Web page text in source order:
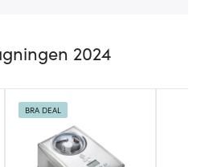
2024
BRA DEAL